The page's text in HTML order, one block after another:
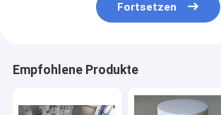
Fortsetzen
Empfohlene Produkte